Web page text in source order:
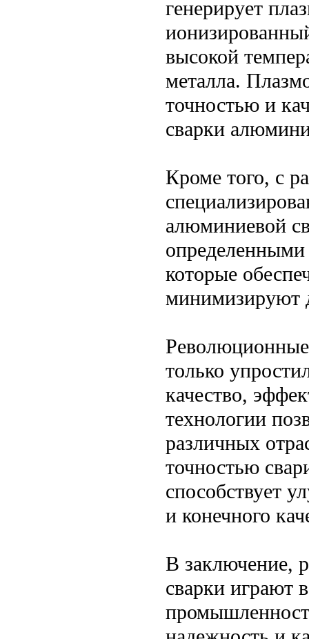
генерирует
высокой
металла.
точностью и
сварки
Кроме того, с
алюминиевой
которые
минимизируют
только
качество,
технологии
различных
точностью
способствует
и конечного
В заключение,
сварки играют